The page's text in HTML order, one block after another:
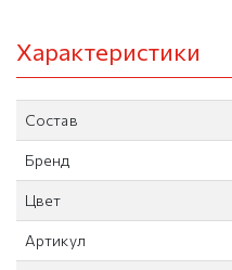
Характеристики
Состав
Бренд
Цвет
Артикул